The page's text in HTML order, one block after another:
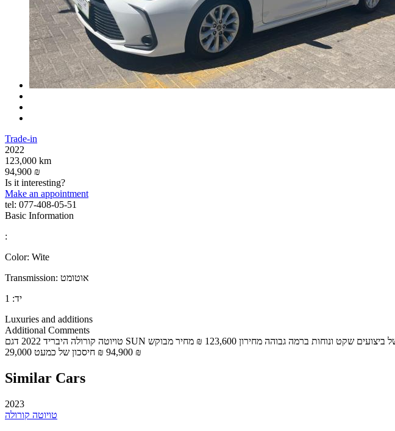
Trade-in
2022
123,000 km
94,900 ₪
Is it interesting?
Make an appointment
tel: 077-408-05-51
Basic Information
:
Color: Wite
Transmission: אוטומט
יד: 1
Luxuries and additions
Additional Comments
טויוטה קורולה היבריד 2022 דגם SUN המאובזר מנוע 1.8 היברידי חסכוני שנת 2022 123 אלף ק״מ צבע לבן פנינה יד ראשונה שמורה ומוכנה לנסיעה שילוב של ביצועים שקט ונוחות ברמה גבוהה מחירון 123,600 ₪ מחיר מבוקש
94,900 ₪ חיסכון של כמעט 29,000 ₪
Similar Cars
2023
טויוטה קורולה